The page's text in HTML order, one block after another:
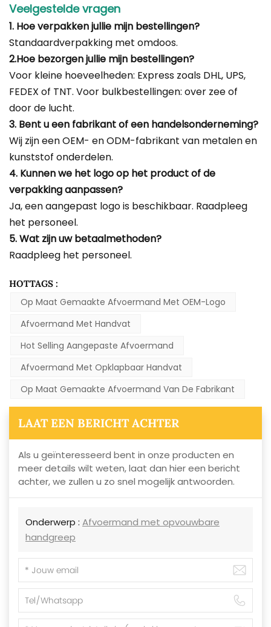
Veelgestelde vragen
1. Hoe verpakken jullie mijn bestellingen?
Standaardverpakking met omdoos.
2.Hoe bezorgen jullie mijn bestellingen?
Voor kleine hoeveelheden: Express zoals DHL, UPS,
FEDEX of TNT. Voor bulkbestellingen: over zee of
door de lucht.
3. Bent u een fabrikant of een handelsonderneming?
Wij zijn een OEM- en ODM-fabrikant van metalen en
kunststof onderdelen.
4. Kunnen we het logo op het product of de
verpakking aanpassen?
Ja, een aangepast logo is beschikbaar. Raadpleeg
het personeel.
5. Wat zijn uw betaalmethoden?
Raadpleeg het personeel.
HOTTAGS :
Op Maat Gemaakte Afvoermand Met OEM-Logo
Afvoermand Met Handvat
Hot Selling Aangepaste Afvoermand
Afvoermand Met Opklapbaar Handvat
Op Maat Gemaakte Afvoermand Van De Fabrikant
LAAT EEN BERICHT ACHTER
Als u geïnteresseerd bent in onze producten en
meer details wilt weten, laat dan hier een bericht
achter, we zullen u zo snel mogelijk antwoorden.
Onderwerp : Afvoermand met opvouwbare
handgreep